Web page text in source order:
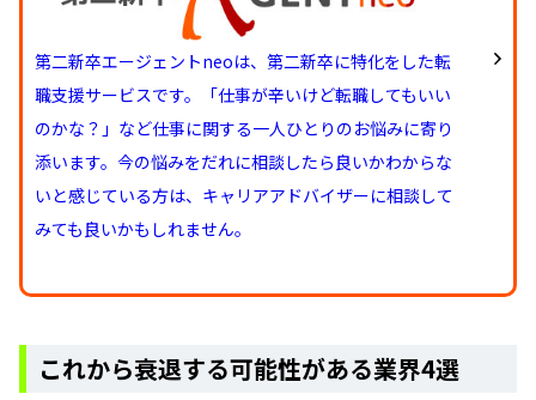
第二新卒エージェントneoは、第二新卒に特化をした転
職支援サービスです。「仕事が辛いけど転職してもいい
のかな？」など仕事に関する一人ひとりのお悩みに寄り
添います。今の悩みをだれに相談したら良いかわからな
いと感じている方は、キャリアアドバイザーに相談して
みても良いかもしれません。
これから衰退する可能性がある業界4選